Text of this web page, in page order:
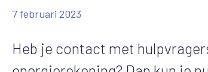
7 februari 2023
Heb je contact met